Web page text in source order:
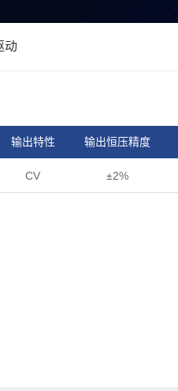
动
输出特性 输出恒压精度
CV ±2%